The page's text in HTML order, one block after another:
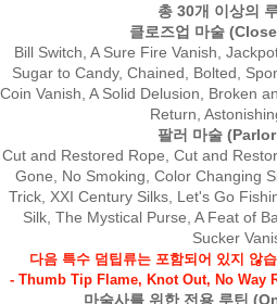
총 30개 이상의
클로즈업 마술
Bill Switch, A Sure Fire Vanish,
Sugar to Candy, Chained, Bolted,
Coin Vanish, A Solid Delusion, Broken
Return,
팔러 마술
Cut and Restored Rope, Cut and
Gone, No Smoking, Color Changing
Trick, XXI Century Silks, Let's Go
Silk, The Mystical Purse, A Feat of
Sucker
다음 특수 덤팁류는 포함되어 있지 않
- Thumb Tip Flame, Knot Out, No Way
마술사를 위한 전용 루틴